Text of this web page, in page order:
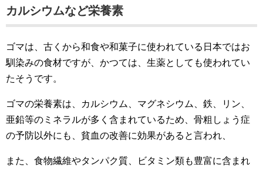
カルシウムなど栄養素
ゴマは、古くから和食や和菓子に使われている日本ではお
馴染みの食材ですが、かつては、生薬としても使われてい
たそうです。
ゴマの栄養素は、カルシウム、マグネシウム、鉄、リン、
亜鉛等のミネラルが多く含まれているため、骨粗しょう症
の予防以外にも、貧血の改善に効果があると言われ、
また、食物繊維やタンパク質、ビタミン類も豊富に含まれ